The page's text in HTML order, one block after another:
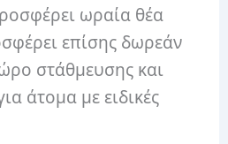
ωραία θέα
επίσης δωρεάν
στάθμευσης και
άτομα με ειδικές